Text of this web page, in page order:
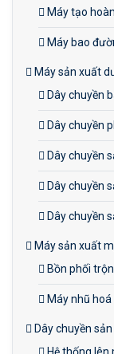
Máy tạo
Máy bao
Máy sản xuất
Dây chuyền
Dây chuyền
Dây chuyền
Dây chuyền
Dây chuyền
Máy sản xuất
Bồn phối trộn
Máy nhũ hoá
Dây chuyền